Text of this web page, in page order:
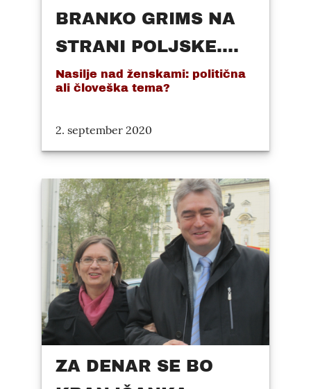
BRANKO GRIMS NA
STRANI POLJSKE....
Nasilje nad ženskami: politična
ali človeška tema?
2. september 2020
ZA DENAR SE BO